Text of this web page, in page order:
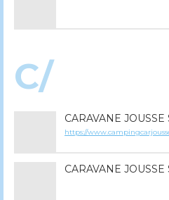
C/
CARAVANE JOUSSE
https://
CARAVANE JOUSSE